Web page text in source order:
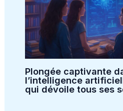
Plongée captivante
l’intelligence
qui dévoile tous ses